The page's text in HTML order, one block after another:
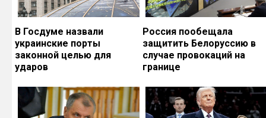
В Госдуме назвали
украинские порты
законной целью для
ударов
Россия пообещала
защитить Белоруссию в
случае провокаций на
границе